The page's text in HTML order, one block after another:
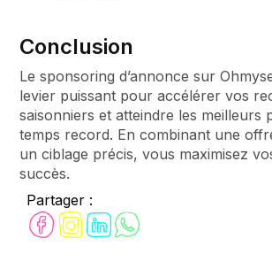
Partager :
Conclusion
Le sponsoring d’annonce sur
levier puissant pour accélérer vos
saisonniers et atteindre les meilleurs
temps record. En combinant une
un ciblage précis, vous maximisez
succès.